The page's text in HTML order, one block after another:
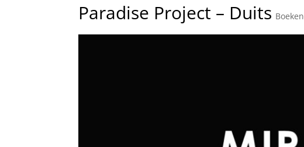
Paradise Project – Duits Boeken